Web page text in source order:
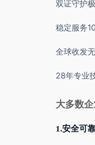
双证守护
稳定服务
全球收发
28年专业
大多数
1.安全可